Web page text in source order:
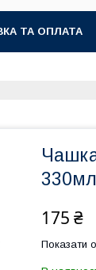
ТА ОПЛАТА
330мл
175 ₴
Показати